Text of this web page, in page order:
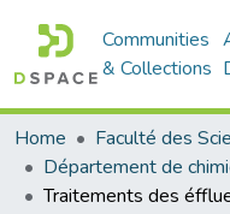
Communities
& Collections
Home
Département de